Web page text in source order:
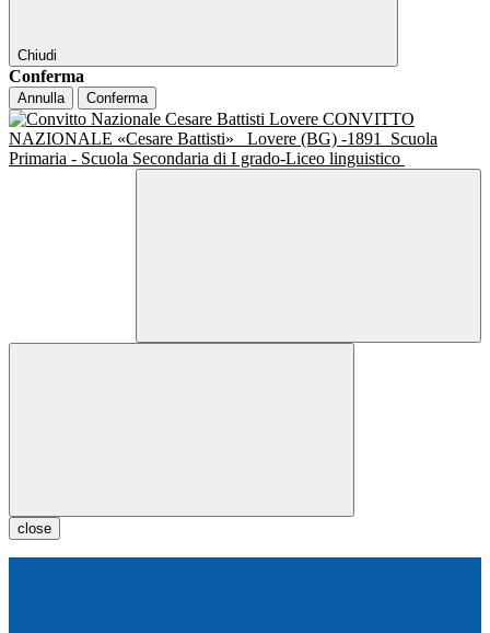
Chiudi
Conferma
Annulla Conferma
CONVITTO
NAZIONALE «Cesare Battisti»
Lovere (BG) -1891
Scuola
Primaria - Scuola Secondaria di I grado-Liceo linguistico
close